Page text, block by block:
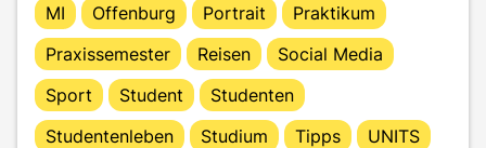
MI
Offenburg Portrait
Praktikum
Praxissemester
Reisen
Social Media
Sport
Student
Studenten
Studentenleben
Studium Tipps UNITS